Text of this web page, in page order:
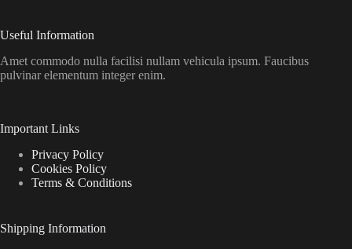
Useful Information
Amet commodo nulla facilisi nullam vehicula ipsum. Faucibus
pulvinar elementum integer enim.
Important Links
Privacy Policy
Cookies Policy
Terms & Conditions
Shipping Information